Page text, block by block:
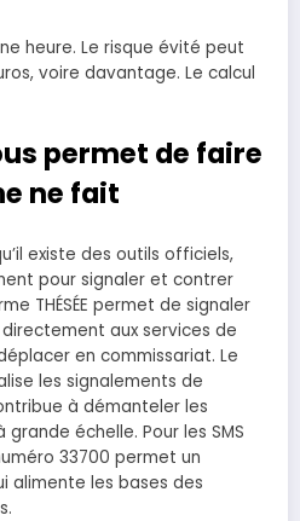
heure. Le risque évité peut
voire davantage. Le calcul
permet de faire
ne fait
existe des outils officiels,
pour signaler et contrer
THÉSÉE permet de signaler
aux services de
en commissariat. Le
les signalements de
à démanteler les
échelle. Pour les SMS
33700 permet un
alimente les bases des